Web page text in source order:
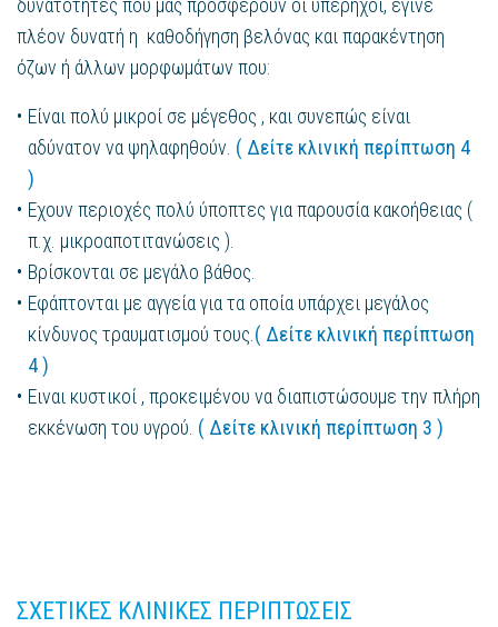
δυνατότητες που μας προσφέρουν οι υπέρηχοι, έγινε
πλέον δυνατή η καθοδήγηση βελόνας και παρακέντηση
όζων ή άλλων μορφωμάτων που:
Είναι πολύ μικροί σε μέγεθος , και συνεπώς είναι
αδύνατον να ψηλαφηθούν. ( Δείτε κλινική περίπτωση 4
)
Εχουν περιοχές πολύ ύποπτες για παρουσία κακοήθειας (
π.χ. μικροαποτιτανώσεις ).
Βρίσκονται σε μεγάλο βάθος.
Εφάπτονται με αγγεία για τα οποία υπάρχει μεγάλος
κίνδυνος τραυματισμού τους.( Δείτε κλινική περίπτωση
4 )
Ειναι κυστικοί , προκειμένου να διαπιστώσουμε την πλήρη
εκκένωση του υγρού. ( Δείτε κλινική περίπτωση 3 )
ΣΧΕΤΙΚΕΣ ΚΛΙΝΙΚΕΣ ΠΕΡΙΠΤΩΣΕΙΣ